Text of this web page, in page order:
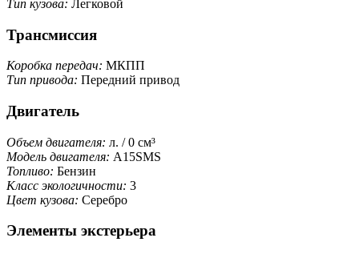
Тип кузова: Легковой
Трансмиссия
Коробка передач: МКПП
Тип привода: Передний привод
Двигатель
Объем двигателя: л. / 0 см³
Модель двигателя: A15SMS
Топливо: Бензин
Класс экологичности: 3
Цвет кузова: Серебро
Элементы экстерьера